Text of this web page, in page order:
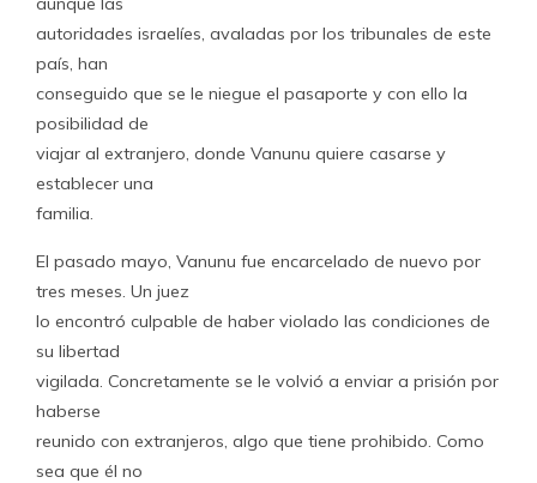
autoridades israelíes, avaladas por los tribunales de este
país, han
conseguido que se le niegue el pasaporte y con ello la
posibilidad de
viajar al extranjero, donde Vanunu quiere casarse y
establecer una
familia.
El pasado mayo, Vanunu fue encarcelado de nuevo por
tres meses. Un juez
lo encontró culpable de haber violado las condiciones de
su libertad
vigilada. Concretamente se le volvió a enviar a prisión por
haberse
reunido con extranjeros, algo que tiene prohibido. Como
sea que él no